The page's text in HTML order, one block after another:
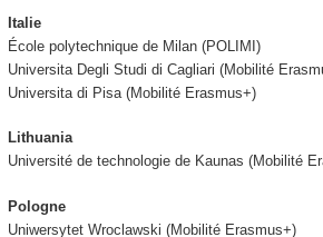
Italie
École polytechnique de Milan (POLIMI)
Universita Degli Studi di Cagliari (Mobilité
Universita di Pisa (Mobilité Erasmus+)
Lithuania
Université de technologie de Kaunas (Mobilité
Pologne
Uniwersytet Wroclawski (Mobilité Erasmus+)